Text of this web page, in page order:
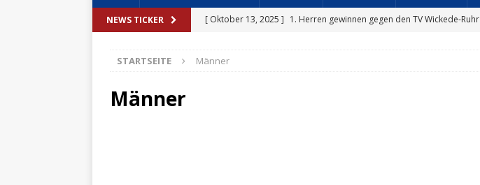
NEWS TICKER [ Oktober 13, 2025 ] 1. Herren gewinnen gegen den TV Wickede-Ruhr
[ September 15, 2025 ]
STARTSEITE Männer
Männer